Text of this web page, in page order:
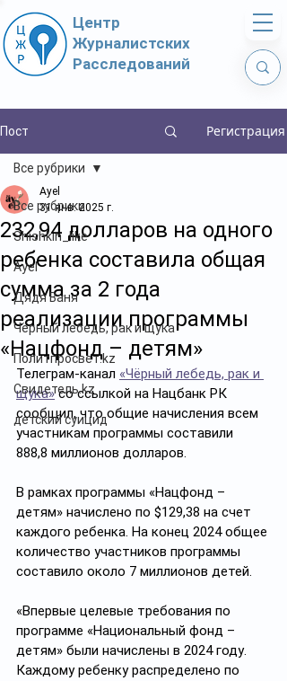
Центр
Журналистских
Расследований
Пост Регистрация
Все рубрики
Shishkin_like
Ayel
Дядя Ваня
Чёрный лебедь, рак и щука
Политпросвет.kz
Свидетель.kz
детский суицид
Все рубрики
232,94 долларов на одного
ребенка составила общая
сумма за 2 года
реализации программы
«Нацфонд – детям»
Ayel
31 янв. 2025 г.
Телеграм-канал «Чёрный лебедь, рак и
щука» со ссылкой на Нацбанк РК
сообщил, что общие начисления всем
участникам программы составили
888,8 миллионов долларов.
В рамках программы «Нацфонд –
детям» начислено по $129,38 на счет
каждого ребенка. На конец 2024 общее
количество участников программы
составило около 7 миллионов детей.
«Впервые целевые требования по
программе «Национальный фонд –
детям» были начислены в 2024 году.
Каждому ребенку распределено по